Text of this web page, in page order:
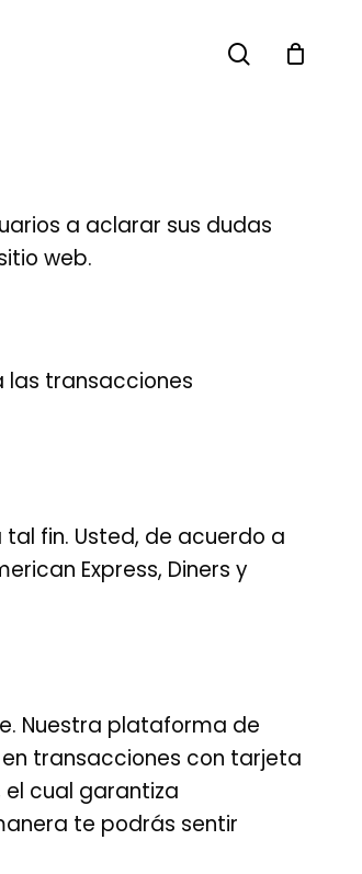
search
a aclarar sus dudas
web.
transacciones
fin. Usted, de acuerdo a
Express, Diners y
Nuestra plataforma de
transacciones con tarjeta
cual garantiza
te podrás sentir